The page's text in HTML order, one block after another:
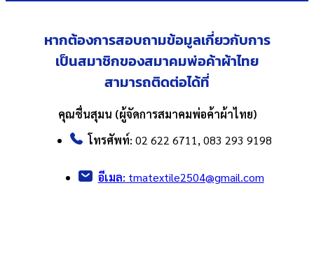
หากต้องการสอบถามข้อมูลเกี่ยวกับการ
เป็นสมาชิกของสมาคมพ่อค้าผ้าไทย
สามารถติดต่อได้ที่
คุณชื่นสุมน (ผู้จัดการสมาคมพ่อค้าผ้าไทย)
โทรศัพท์: 02 622 6711, 083 293 9198
อีเมล: tmatextile2504@gmail.com